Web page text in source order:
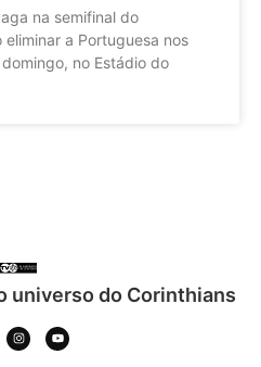
na semifinal do
a Portuguesa nos
no Estádio do
universo do Corinthians